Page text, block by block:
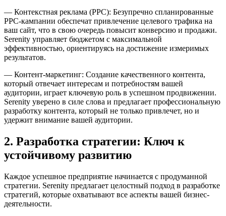
— Контекстная реклама (PPC): Безупречно спланированные
PPC-кампании обеспечат привлечение целевого трафика на
ваш сайт, что в свою очередь повысит конверсию и продажи.
Serenity управляет бюджетом с максимальной
эффективностью, ориентируясь на достижение измеримых
результатов.
— Контент-маркетинг: Создание качественного контента,
который отвечает интересам и потребностям вашей
аудитории, играет ключевую роль в успешном продвижении.
Serenity уверено в силе слова и предлагает профессиональную
разработку контента, который не только привлечет, но и
удержит внимание вашей аудитории.
2. Разработка стратегии: Ключ к
устойчивому развитию
Каждое успешное предприятие начинается с продуманной
стратегии. Serenity предлагает целостный подход в разработке
стратегий, которые охватывают все аспекты вашей бизнес-
деятельности.